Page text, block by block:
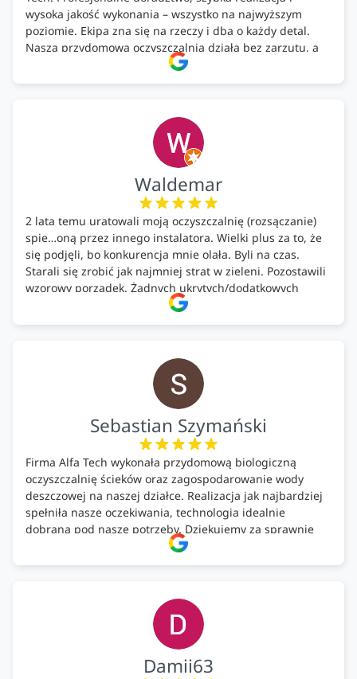
wysoka jakość wykonania – wszystko na najwyższym
poziomie. Ekipa zna się na rzeczy i dba o każdy detal.
Nasza przydomowa oczyszczalnia działa bez zarzutu, a
całość została wykonana zgodnie z terminem i
ustaleniami. Z czystym sumieniem polecamy Alfa Tech
ekologicznych rozwiązań!🍀
Waldemar
2 lata temu uratowali moją oczyszczalnię (rozsączanie)
spie…oną przez innego instalatora. Wielki plus za to, że
się podjęli, bo konkurencja mnie olała. Byli na czas.
Starali się zrobić jak najmniej strat w zieleni. Pozostawili
wzorowy porządek. Żadnych ukrytych/dodatkowych
kosztów. Zaskoczenie. Kontakt bardzo OK. Obsługa
pomontażowa również OK. A ich środki do oczyszczalni –
Sebastian Szymański
Firma Alfa Tech wykonała przydomową biologiczną
oczyszczalnię ścieków oraz zagospodarowanie wody
deszczowej na naszej działce. Realizacja jak najbardziej
spełniła nasze oczekiwania, technologia idealnie
dobrana pod nasze potrzeby. Dziękujemy za sprawnie
wykonany montaż w świetnej atmosferze! Polecam!
Damii63